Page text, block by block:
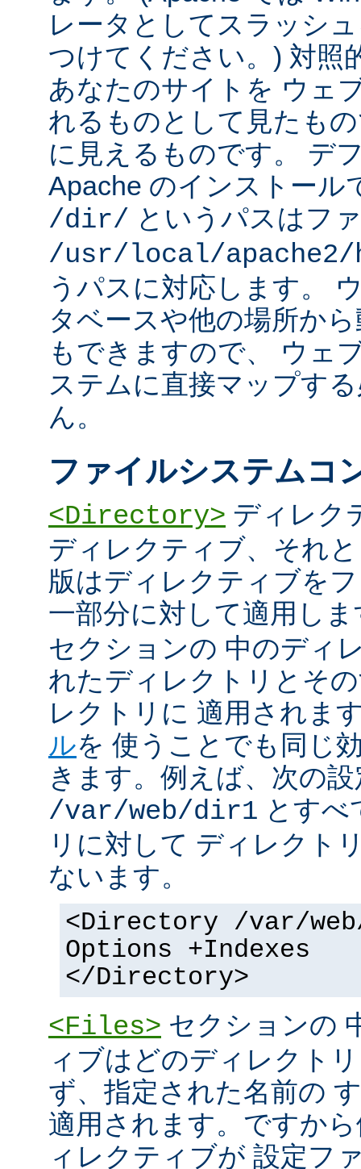
レータとしてスラッシ
つけてください。) 対照
あなたのサイトを ウェ
れるものとして見たも
に見えるものです。 デ
Apache のインストール
/dir/ というパスはフ
/usr/local/
うパスに対応します。
タベースや他の場所か
もできますので、 ウェ
ステムに直接マップす
ん。
ファイルシステムコ
<Directory> ディレク
ディレクティブ、それ
版はディレクティブを
一部分に対して適用し
セクションの 中のディ
れたディレクトリとそ
レクトリに 適用されま
ルを 使うことでも同じ
きます。例えば、次の
/var/web/dir1 とすべ
リに対して ディレクト
ないます。
<Directory /var/
Options +Indexes
</Directory>
<Files> セクションの
ィブはどのディレクト
ず、指定された名前の
適用されます。ですか
ィレクティブが 設定フ